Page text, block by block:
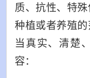
质、抗性、特
种植或者养殖
当真实、清楚
容：